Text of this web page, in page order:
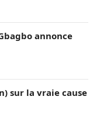
annonce
sur la vraie cause